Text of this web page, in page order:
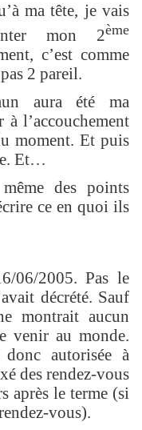
ma tête, je vais
mon 2ème
c’est comme
2 pareil.
aura été ma
à l’accouchement
moment. Et puis
Et…
des points
ce en quoi ils
06/2005. Pas le
décrété. Sauf
montrait aucun
venir au monde.
autorisée à
des rendez-vous
après le terme (si
vous).